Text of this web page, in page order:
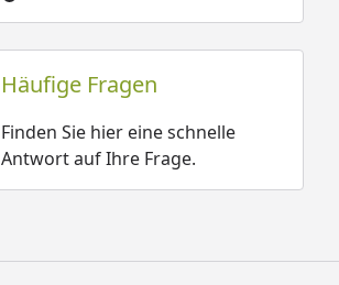
Häufige Fragen
Finden Sie hier eine schnelle
Antwort auf Ihre Frage.